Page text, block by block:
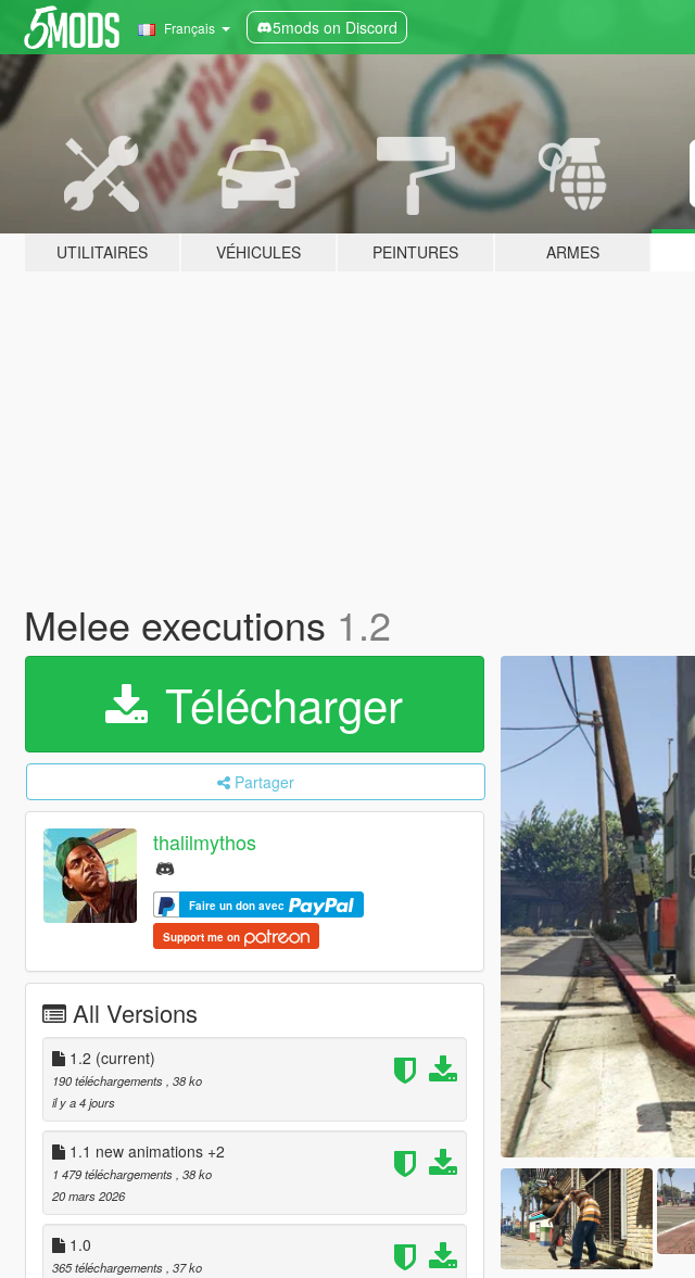
Français 5mods on Discord
UTILITAIRES VÉHICULES PEINTURES ARMES
Melee executions 1.2
Télécharger
Partager
thalilmythos
Faire un don avec
Support me on
All Versions
1.2 (current)
190 téléchargements , 38 ko
il y a 4 jours
1.1 new animations +2
1 479 téléchargements , 38 ko
20 mars 2026
1.0
365 téléchargements , 37 ko